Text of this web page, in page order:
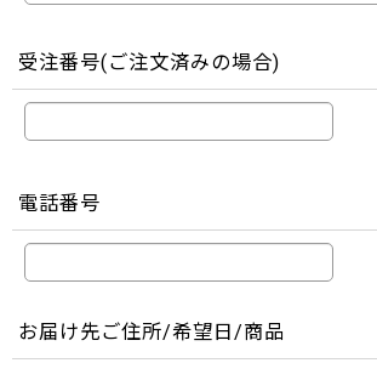
受注番号(ご注文済みの場合)
電話番号
お届け先ご住所/希望日/商品